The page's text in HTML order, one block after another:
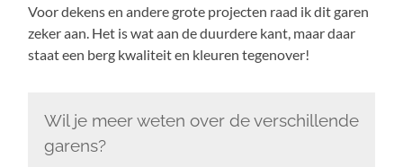
Voor dekens en andere grote projecten raad ik dit garen
zeker aan. Het is wat aan de duurdere kant, maar daar
staat een berg kwaliteit en kleuren tegenover!
Wil je meer weten over de verschillende
garens?